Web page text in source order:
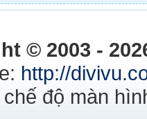
© 2003 -
http://
độ màn